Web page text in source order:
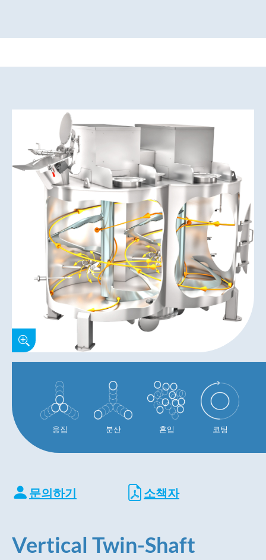
응집 분산 혼입 코팅
문의하기 소책자
Vertical Twin-Shaft